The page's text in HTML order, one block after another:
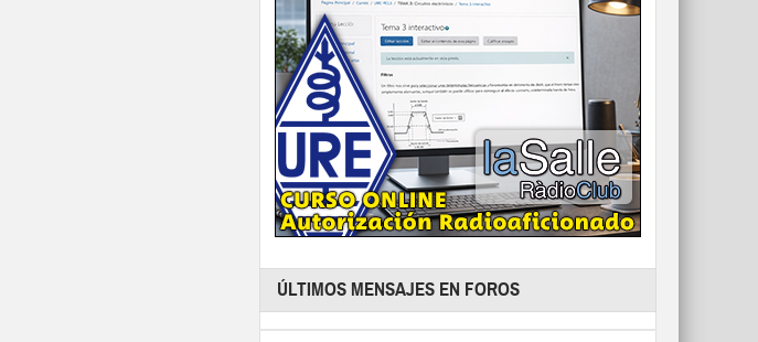
ÚLTIMOS MENSAJES EN FOROS